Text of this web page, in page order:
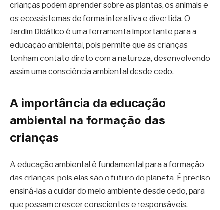
crianças podem aprender sobre as plantas, os animais e
os ecossistemas de forma interativa e divertida. O
Jardim Didático é uma ferramenta importante para a
educação ambiental, pois permite que as crianças
tenham contato direto com a natureza, desenvolvendo
assim uma consciência ambiental desde cedo.
A importância da educação
ambiental na formação das
crianças
A educação ambiental é fundamental para a formação
das crianças, pois elas são o futuro do planeta. É preciso
ensiná-las a cuidar do meio ambiente desde cedo, para
que possam crescer conscientes e responsáveis.